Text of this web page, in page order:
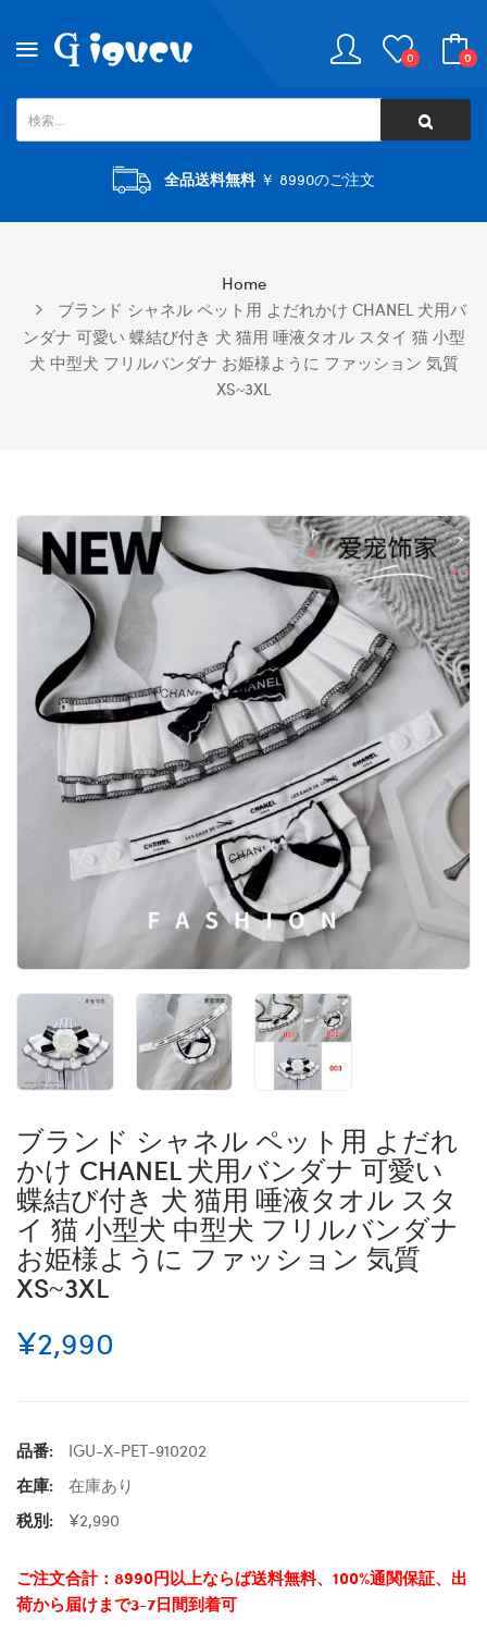
0 0
全品送料無料￥ 8990のご注文
Home
ブランド シャネル ペット用 よだれかけ CHANEL 犬用バ
ンダナ 可愛い 蝶結び付き 犬 猫用 唾液タオル スタイ 猫 小型
犬 中型犬 フリルバンダナ お姫様ように ファッション 気質
XS~3XL
ブランド シャネル ペット用 よだれ
かけ CHANEL 犬用バンダナ 可愛い
蝶結び付き 犬 猫用 唾液タオル スタ
イ 猫 小型犬 中型犬 フリルバンダナ
お姫様ように ファッション 気質
XS~3XL
¥2,990
品番:
IGU-X-PET-910202
在庫:
在庫あり
税別:
¥2,990
ご注文合計：8990円以上ならば送料無料、100%通関保証、出
荷から届けまで3-7日間到着可